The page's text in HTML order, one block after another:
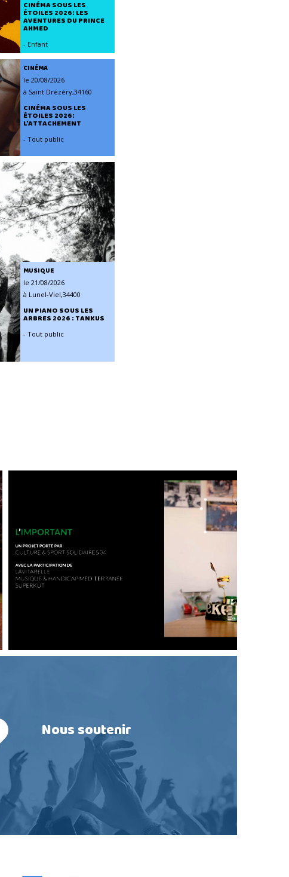
CINÉMA SOUS LES
ÉTOILES 2026: LES
AVENTURES DU PRINCE
AHMED
- Enfant
CINÉMA
le 20/08/2026
à Saint Drézéry,34160
CINÉMA SOUS LES
ÉTOILES 2026:
L'ATTACHEMENT
- Tout public
MUSIQUE
le 21/08/2026
à Lunel-Viel,34400
UN PIANO SOUS LES
ARBRES 2026 : TANKUS
- Tout public
Nous soutenir